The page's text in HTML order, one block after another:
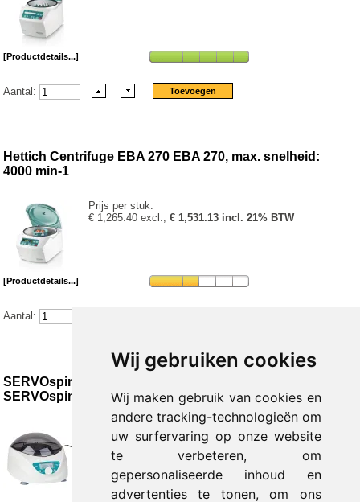
Wij gebruiken cookies
Wij maken gebruik van cookies en
andere tracking-technologieën om
uw surfervaring op onze website
te verbeteren, om
gepersonaliseerde inhoud en
advertenties te tonen, om ons
[Productdetails...]
Aantal:
Hettich Centrifuge EBA 270 EBA 270, max. snelheid:
4000 min-1
Prijs per stuk:
€ 1,265.40 excl.,€ 1,531.13 incl. 21% BTW
[Productdetails...]
Aantal:
SERVOspin Evolve Tafelcentrifuge met hoekrotor
SERVOspin Evolve
€ 594.15 excl.,€ 718.92 incl. 21% BTW
€ 583.67 excl.,€ 706.24 incl. 21% BTW